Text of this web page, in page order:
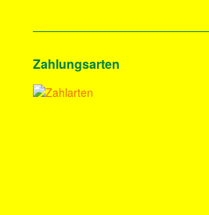
Zahlungsarten